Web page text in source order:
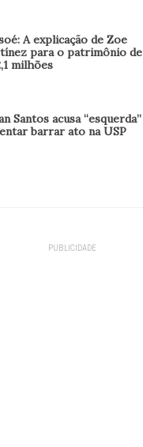
A explicação de Zoe
para o patrimônio de
milhões
Santos acusa “esquerda”
barrar ato na USP